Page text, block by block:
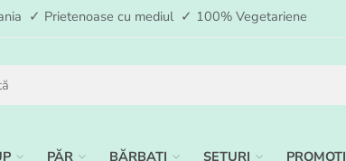
✓ Prietenoase cu mediul ✓ 100% Vegetariene
PĂR BĂRBAȚI SETURI